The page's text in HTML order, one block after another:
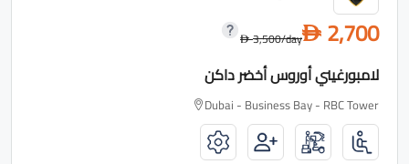
D 2,700
D3,500/day
لامبورغيني أوروس أخضر داكن
Dubai - Business Bay - RBC Tower